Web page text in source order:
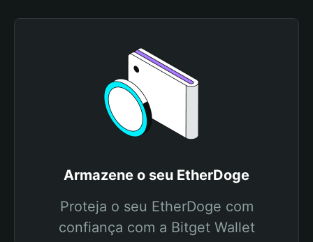
Armazene o seu EtherDoge
Proteja o seu EtherDoge com
confiança com a Bitget Wallet